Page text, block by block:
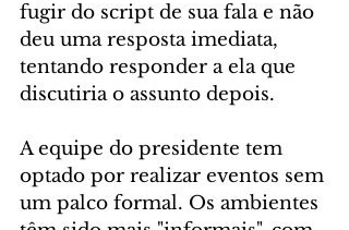
fugir do script de sua fala e não
deu uma resposta imediata,
tentando responder a ela que
discutiria o assunto depois.
A equipe do presidente tem
optado por realizar eventos sem
um palco formal. Os ambientes